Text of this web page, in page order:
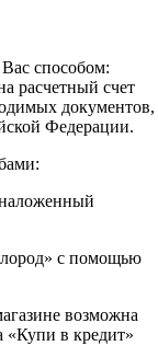
способом:
расчетный счет
документов,
Федерации.
с помощью
возможна
«Купи в кредит»